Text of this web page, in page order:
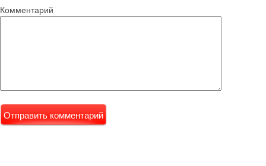
Комментарий